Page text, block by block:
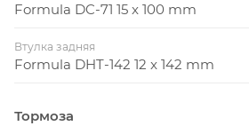
Formula DC-71 15 x 100 mm
Втулка задняя
Formula DHT-142 12 x 142 mm
Тормоза